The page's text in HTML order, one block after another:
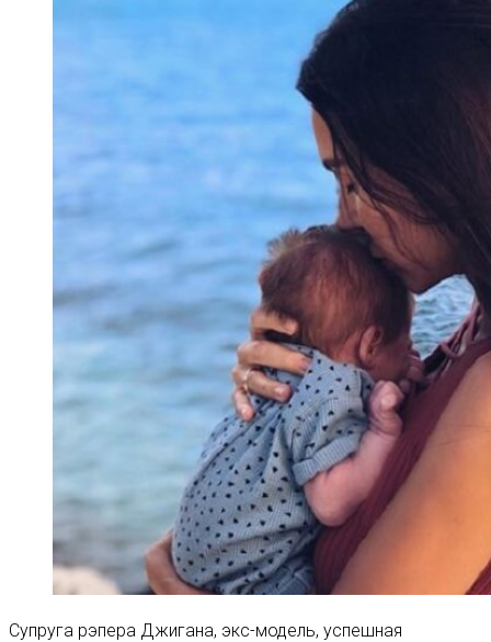
Супруга рэпера Джигана, экс-модель, успешная